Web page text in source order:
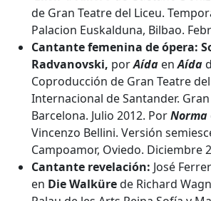
de Gran Teatre del Liceu.
Palacion Euskalduna, Bilbao.
Cantante femenina de ópera:
Radvanovski, porAída enAída
Coproducción de Gran Teatre
Internacional de Santander.
Barcelona. Julio 2012. PorNorma
Vincenzo Bellini. Versión
Campoamor, Oviedo. Diciembre
Cantante revelación: José
en Die Walkürede Richard